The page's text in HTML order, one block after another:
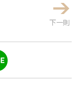
下一則